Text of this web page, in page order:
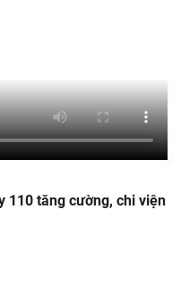
110 tăng cường, chi viện